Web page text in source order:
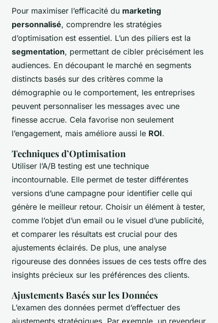
Pour maximiser l’efficacité du marketing
personnalisé, comprendre les stratégies
d’optimisation est essentiel. L’un des piliers est la
segmentation, permettant de cibler précisément les
audiences. En découpant le marché en segments
distincts basés sur des critères comme la
démographie ou le comportement, les entreprises
peuvent personnaliser les messages avec une
finesse accrue. Cela favorise non seulement
l’engagement, mais améliore aussi le ROI.
Techniques d’Optimisation
Utiliser l’A/B testing est une technique
incontournable. Elle permet de tester différentes
versions d’une campagne pour identifier celle qui
génère le meilleur retour. Choisir un élément à tester,
comme l’objet d’un email ou le visuel d’une publicité,
et comparer les résultats est crucial pour des
ajustements éclairés. De plus, une analyse
rigoureuse des données issues de ces tests offre des
insights précieux sur les préférences des clients.
Ajustements Basés sur les Données
L’examen des données permet d’effectuer des